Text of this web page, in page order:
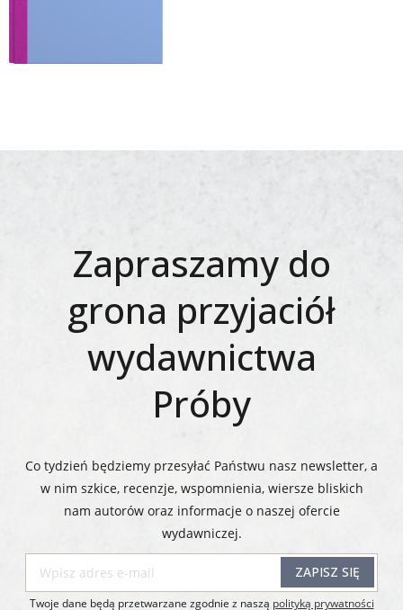
Zapraszamy do
grona przyjaciół
wydawnictwa
Próby
Co tydzień będziemy przesyłać Państwu nasz newsletter, a
w nim szkice, recenzje, wspomnienia, wiersze bliskich
nam autorów oraz informacje o naszej ofercie
wydawniczej.​​​​​​​
ZAPISZ SIĘ
Twoje dane będą przetwarzane zgodnie z naszą polityką prywatności